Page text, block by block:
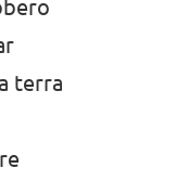
terra